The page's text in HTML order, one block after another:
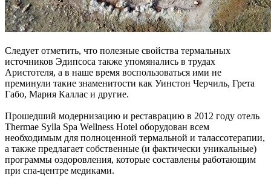
Следует отметить, что полезные свойства термальных
источников Эдипсоса также упомянались в трудах
Аристотеля, а в наше время воспользоваться ими не
преминули такие знаменитости как Уинстон Черчиль, Грета
Габо, Мария Каллас и другие.
Прошедший модернизацию и реставрацию в 2012 году отель
Thermae Sylla Spa Wellness Hotel оборудован всем
необходимым для полноценной термальной и талассотерапии,
а также предлагает собственные (и фактически уникальные)
программы оздоровления, которые составлены работающим
при спа-центре медиками.